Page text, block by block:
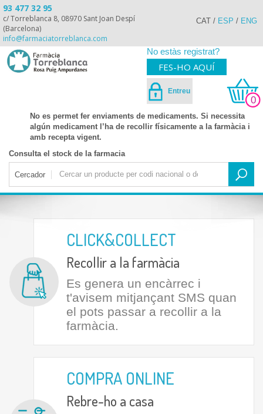
93 477 32 95
c/ Torreblanca 8, 08970 Sant Joan Despí
(Barcelona)
info@farmaciatorreblanca.com
CAT / ESP / ENG
No estàs registrat?
FES-HO AQUÍ
Entreu
0
No es permet fer enviaments de medicaments. Si necessita
algún medicament l’ha de recollir físicamente a la farmàcia i
amb recepta vigent.
Consulta el stock de la farmacia
Cercador
CLICK&COLLECT
Recollir a la farmàcia
Es genera un encàrrec i
t'avisem mitjançant SMS quan
el pots passar a recollir a la
farmàcia.
COMPRA ONLINE
Rebre-ho a casa